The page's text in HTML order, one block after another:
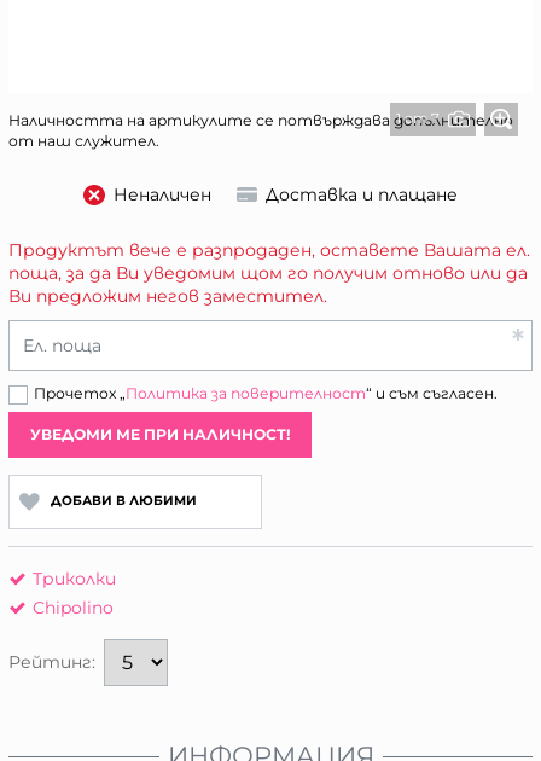
1 от 7
Наличността на артикулите се потвърждава допълнително
от наш служител.
Неналичен Доставка и плащане
Продуктът вече е разпродаден, оставете Вашата ел.
поща, за да Ви уведомим щом го получим отново или да
Ви предложим негов заместител.
Ел. поща
Прочетох „Политика за поверителност“ и съм съгласен.
УВЕДОМИ МЕ ПРИ НАЛИЧНОСТ!
ДОБАВИ В ЛЮБИМИ
Триколки
Chipolino
Рейтинг: